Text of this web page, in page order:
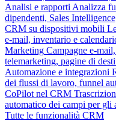
Analisi e rapporti Analizza
dipendenti, Sales
CRM su dispositivi mobili
e-mail, inventario e
Marketing Campagne e-
telemarketing, pagine di
Automazione e integrazioni
dei flussi di lavoro, funnel
CoPilot nel CRM
automatico dei campi per gli
Tutte le funzionalità CRM